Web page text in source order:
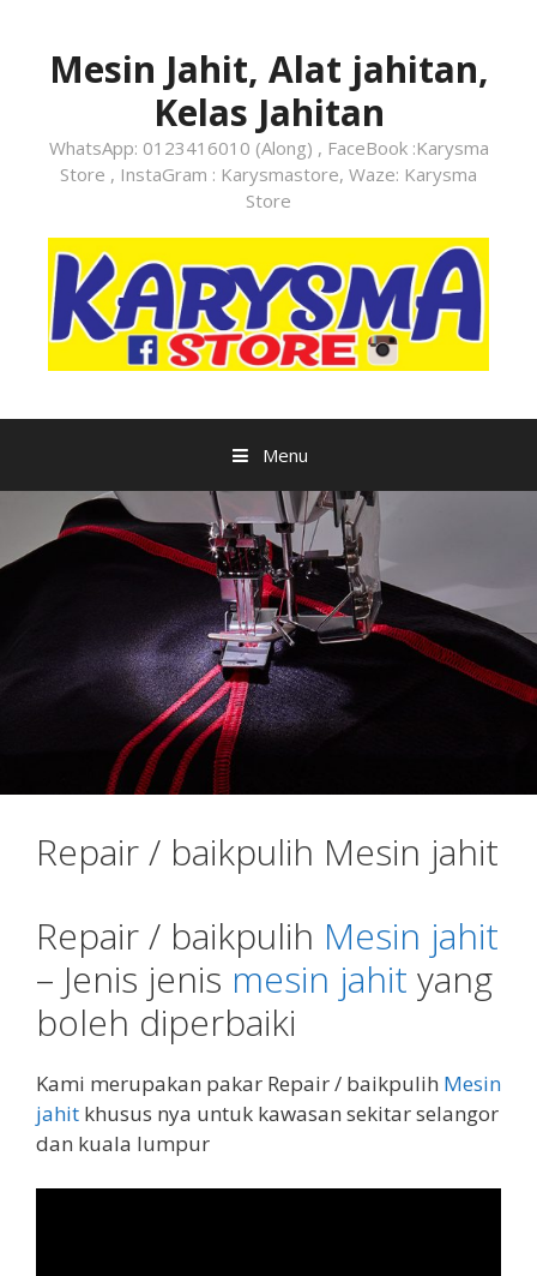
contentMesin Jahit, Alat jahitan,
Kelas Jahitan
WhatsApp: 0123416010 (Along) , FaceBook :Karysma
Store , InstaGram : Karysmastore, Waze: Karysma
Store
Menu
Repair / baikpulih Mesin jahit
Repair / baikpulih Mesin jahit
– Jenis jenis mesin jahit yang
boleh diperbaiki
Kami merupakan pakar Repair / baikpulih Mesin
jahit khusus nya untuk kawasan sekitar selangor
dan kuala lumpur